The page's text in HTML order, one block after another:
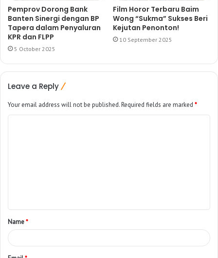
Pemprov Dorong Bank
Banten Sinergi dengan BP
Tapera dalam Penyaluran
KPR dan FLPP
5 October 2025
Film Horor Terbaru Baim
Wong “Sukma” Sukses Beri
Kejutan Penonton!
10 September 2025
Leave a Reply
Your email address will not be published.Required fields are marked *
Name*